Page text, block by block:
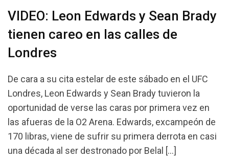
VIDEO: Leon Edwards y Sean Brady
tienen careo en las calles de
Londres
De cara a su cita estelar de este sábado en el UFC
Londres, Leon Edwards y Sean Brady tuvieron la
oportunidad de verse las caras por primera vez en
las afueras de la O2 Arena. Edwards, excampeón de
170 libras, viene de sufrir su primera derrota en casi
una década al ser destronado por Belal […]